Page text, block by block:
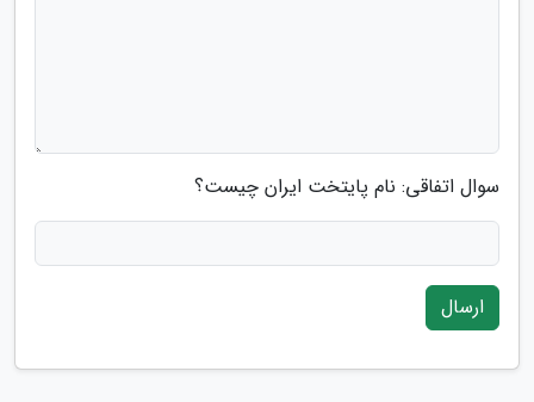
سوال اتفاقی: نام پایتخت ایران چیست؟
ارسال